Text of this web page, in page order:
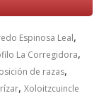
Espinosa Leal,
La Corregidora,
de razas,
,Xoloitzcuincle